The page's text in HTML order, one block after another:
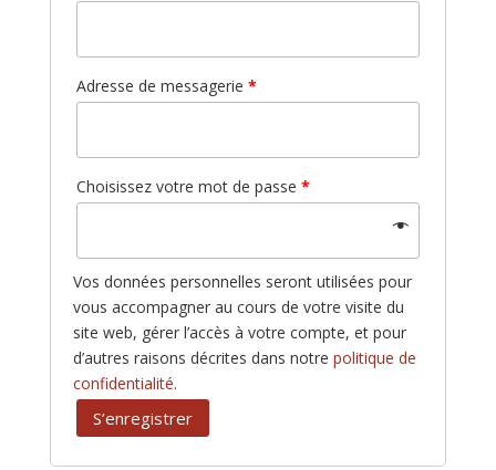
Adresse de messagerie *
Choisissez votre mot de passe *
Vos données personnelles seront utilisées pour
vous accompagner au cours de votre visite du
site web, gérer l’accès à votre compte, et pour
d’autres raisons décrites dans notre politique de
confidentialité.
S’enregistrer